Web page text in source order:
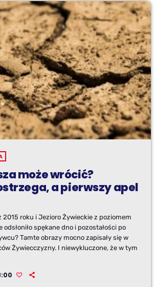
może wrócić?
a pierwszy apel
2015 roku i Jezioro Żywieckie z poziomem
spękane dno i pozostałości po
Tamte obrazy mocno zapisały się w
Żywiecczyzny. I niewykluczone, że w tym